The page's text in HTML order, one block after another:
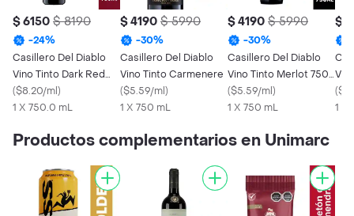
$ 6150 $ 8190
-24%
Casillero Del Diablo
Vino Tinto Dark Red
Blend 750 cc
($8.20/ml)
1 X 750.0 mL
$ 4190 $ 5990
-30%
Casillero Del Diablo
Vino Tinto Carmenere
($5.59/ml)
1 X 750 mL
$ 4190 $ 5990
-30%
Casillero Del Diablo
Vino Tinto Merlot 750
cc
($5.59/ml)
1 X 750 mL
$
cc
(
1 X
Productos complementarios en Unimarc